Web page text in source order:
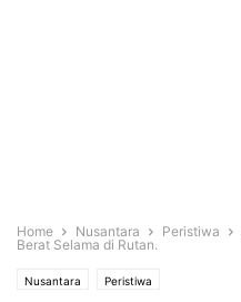
Home Nusantara Peristiwa
Berat Selama di Rutan.
Nusantara Peristiwa